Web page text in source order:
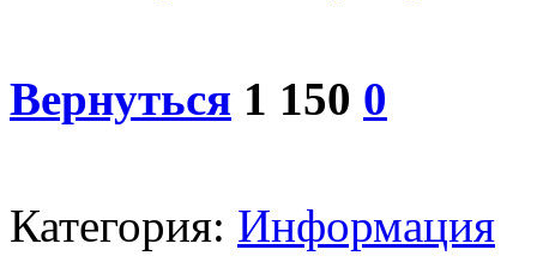
Вернуться 1 150 0
Категория: Информация